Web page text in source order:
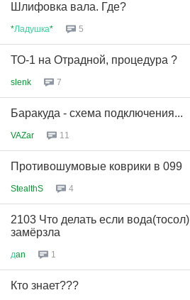
Шлифовка вала. Где?
*Ладушка* 5
ТО-1 на Отрадной, процедура ?
slenk 7
Баракуда - схема подключения...
VAZar 11
Противошумовые коврики в 099
StealthS 4
2103 Что делать если вода(тосол)
замёрзла
дan 1
Кто знает???